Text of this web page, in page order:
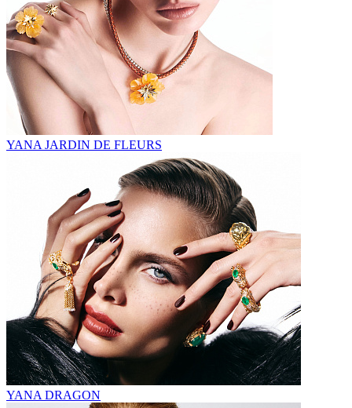
YANA JARDIN DE FLEURS
YANA DRAGON